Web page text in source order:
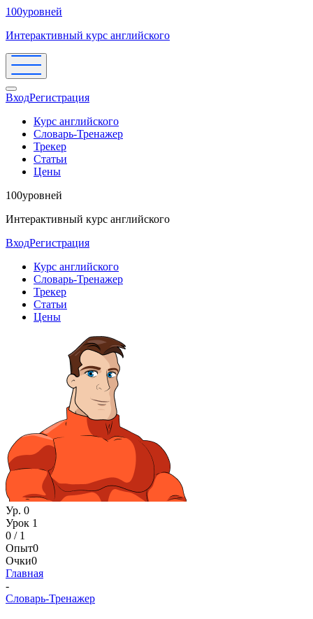
100уровней
Интерактивный курс английского
ВходРегистрация
Курс английского
Словарь-Тренажер
Трекер
Статьи
Цены
100уровней
Интерактивный курс английского
ВходРегистрация
Курс английского
Словарь-Тренажер
Трекер
Статьи
Цены
Ур. 0
Урок 1
0 / 1
Опыт0
Очки0
Главная
-
Словарь-Тренажер